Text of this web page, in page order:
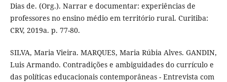
Dias de. (Org.). Narrar e documentar: experiências de
professores no ensino médio em território rural. Curitiba:
CRV, 2019a. p. 77-80.
SILVA, Maria Vieira. MARQUES, Maria Rúbia Alves. GANDIN,
Luis Armando. Contradições e ambiguidades do currículo e
das políticas educacionais contemporâneas - Entrevista com